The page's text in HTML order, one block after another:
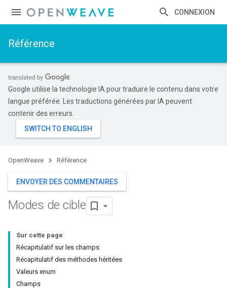
CONNEXION
Référence
Google utilise la technologie IA pour traduire le contenu dans votre
langue préférée. Les traductions générées par IA peuvent
contenir des erreurs.
OpenWeave Référence
ENVOYER DES COMMENTAIRES
Modes de cible
Sur cette page
Récapitulatif sur les champs
Récapitulatif des méthodes héritées
Valeurs enum
Champs